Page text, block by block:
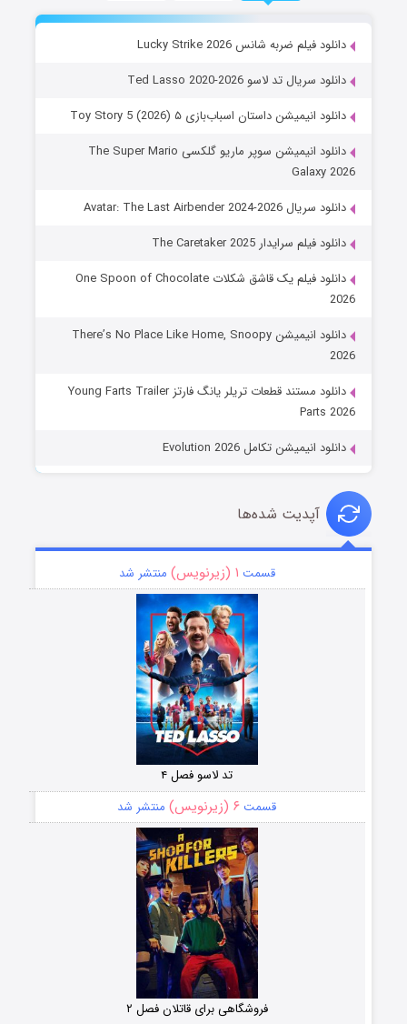
دانلود فیلم ضربه شانس Lucky Strike 2026
دانلود سریال تد لاسو Ted Lasso 2020-2026
دانلود انیمیشن داستان اسباب‌بازی ۵ Toy Story 5 (2026)
دانلود انیمیشن سوپر ماریو گلکسی The Super Mario
Galaxy 2026
دانلود سریال Avatar: The Last Airbender 2024-2026
دانلود فیلم سرایدار The Caretaker 2025
دانلود فیلم یک قاشق شکلات One Spoon of Chocolate
2026
دانلود انیمیشن There’s No Place Like Home, Snoopy
2026
دانلود مستند قطعات تریلر یانگ فارتز Young Farts Trailer
Parts 2026
دانلود انیمیشن تکامل Evolution 2026
آپدیت شده‌ها
قسمت ۱ (زیرنویس) منتشر شد
تد لاسو فصل ۴
قسمت ۶ (زیرنویس) منتشر شد
فروشگاهی برای قاتلان فصل ۲